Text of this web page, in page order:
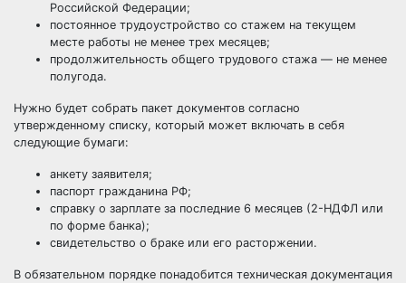
Российской Федерации;
постоянное трудоустройство со стажем на текущем
месте работы не менее трех месяцев;
продолжительность общего трудового стажа — не менее
полугода.
Нужно будет собрать пакет документов согласно
утвержденному списку, который может включать в себя
следующие бумаги:
анкету заявителя;
паспорт гражданина РФ;
справку о зарплате за последние 6 месяцев (2-НДФЛ или
по форме банка);
свидетельство о браке или его расторжении.
В обязательном порядке понадобится техническая документация